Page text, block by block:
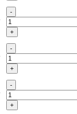
-
+
-
+
-
+